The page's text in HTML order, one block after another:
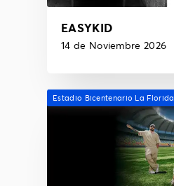
EASYKID
14 de Noviembre 2026
Estadio Bicentenario La Florida